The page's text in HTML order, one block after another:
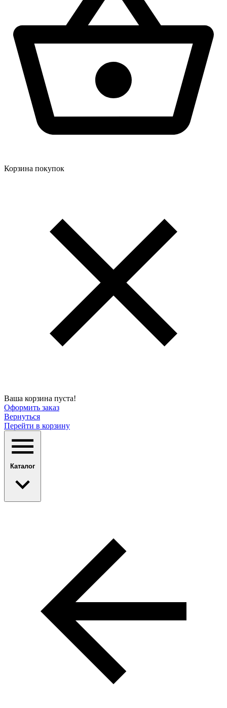
Корзина покупок
Ваша корзина пуста!
Оформить заказ
Вернуться
Перейти в корзину
Каталог